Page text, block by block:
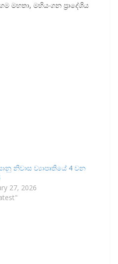
මහතා, මහියංගන ප්‍රාදේශිය
නිවාස ව්‍යාපෘතියේ 4 වන
27, 2026